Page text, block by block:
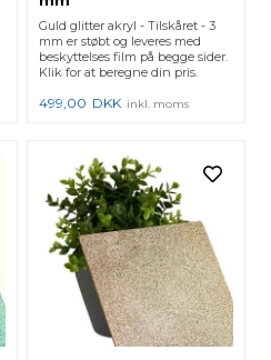
Guld glitter akryl - Tilskåret - 3
mm er støbt og leveres med
beskyttelses film på begge sider.
Klik for at beregne din pris.
499,00 DKK inkl. moms